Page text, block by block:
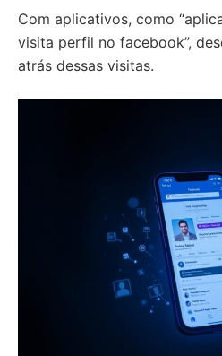
Com aplicativos, como
visita perfil no facebook”,
atrás dessas visitas.